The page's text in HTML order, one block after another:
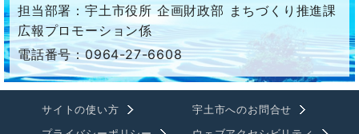
担当部署：宇土市役所 企画財政部 まちづくり推進課
広報プロモーション係
電話番号：0964-27-6608
サイトの使い方
宇土市へのお問合せ